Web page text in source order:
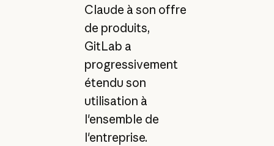
Claude à son offre
de produits,
GitLab a
progressivement
étendu son
utilisation à
l'ensemble de
l'entreprise.